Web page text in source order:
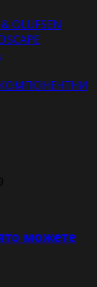
OLUFSEN
КОМПОНЕНТНИ
можете